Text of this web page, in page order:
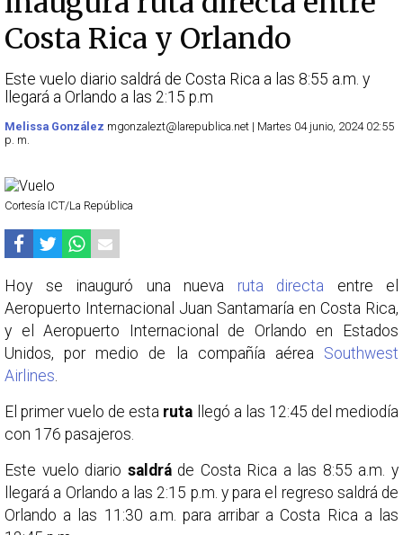
Costa Rica y Orlando
Este vuelo diario saldrá de Costa Rica a las 8:55 a.m. y
llegará a Orlando a las 2:15 p.m
Melissa González mgonzalezt@larepublica.net | Martes 04 junio, 2024 02:55
p. m.
Cortesía ICT/La República
Hoy se inauguró una nueva ruta directa entre el
Aeropuerto Internacional Juan Santamaría en Costa Rica,
y el Aeropuerto Internacional de Orlando en Estados
Unidos, por medio de la compañía aérea Southwest
Airlines.
El primer vuelo de esta ruta llegó a las 12:45 del mediodía
con 176 pasajeros.
Este vuelo diario saldrá de Costa Rica a las 8:55 a.m. y
llegará a Orlando a las 2:15 p.m. y para el regreso saldrá de
Orlando a las 11:30 a.m. para arribar a Costa Rica a las